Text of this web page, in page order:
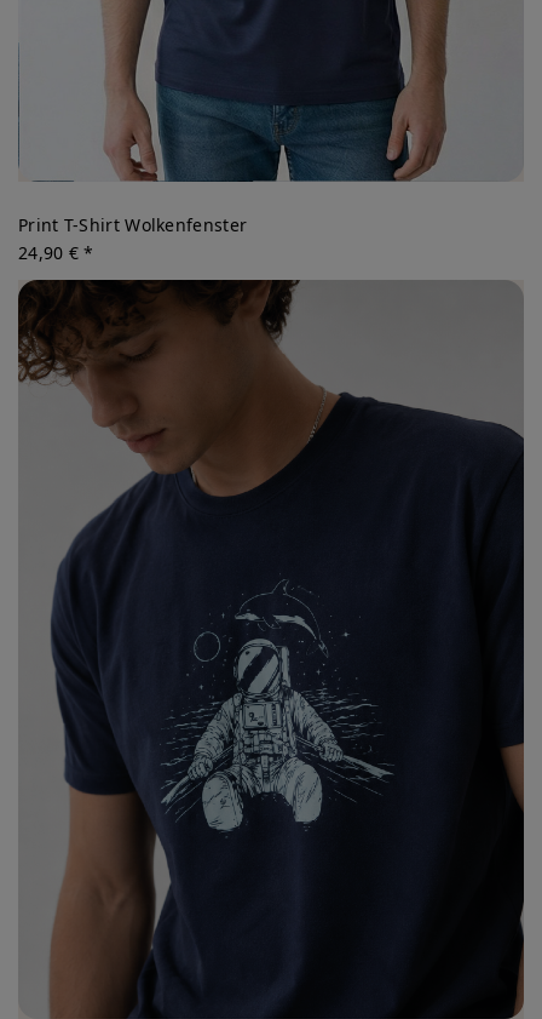
Print T-Shirt Wolkenfenster
24,90 € *